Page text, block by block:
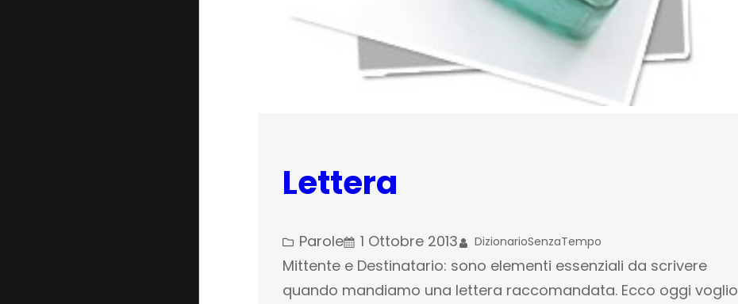
Lettera
Parole 1 Ottobre 2013 DizionarioSenzaTempo
Mittente e Destinatario: sono elementi essenziali da scrivere
quando mandiamo una lettera raccomandata. Ecco oggi voglio